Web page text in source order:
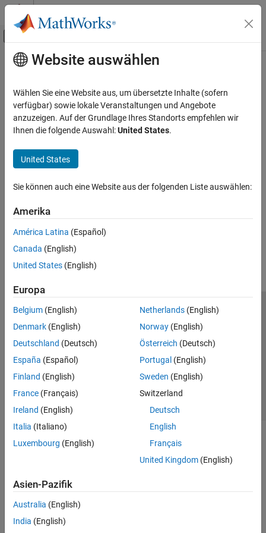
Weiter zum Inhalt
Umschaltung für Off-Canvas-
Startseite der Dokumentation
Hauptinhalt
How useful was this information?
Website auswählen
Wählen Sie eine Website aus, um übersetzte Inhalte (sofern
verfügbar) sowie lokale Veranstaltungen und Angebote
anzuzeigen. Auf der Grundlage Ihres Standorts empfehlen wir
Ihnen die folgende Auswahl:United States.
United States
Sie können auch eine Website aus der folgenden Liste auswählen:
Amerika
América Latina (Español)
Canada (English)
United States (English)
Europa
Belgium (English)
Denmark (English)
Deutschland (Deutsch)
España (Español)
Finland (English)
France (Français)
Ireland (English)
Italia (Italiano)
Luxembourg (English)
Netherlands(English)
Norway(English)
Österreich (Deutsch)
Portugal (English)
Sweden (English)
Switzerland
Deutsch
English
Français
United Kingdom(English)
Asien-Pazifik
Australia (English)
India (English)
Trust Center
Datenschutz-Richtlinien
Datendiebstahl verhindern
Status von Anwendungen
© 1994-2026 The MathWorks, Inc.
Website auswählen
Deutschland